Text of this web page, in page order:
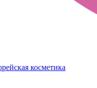
косметика